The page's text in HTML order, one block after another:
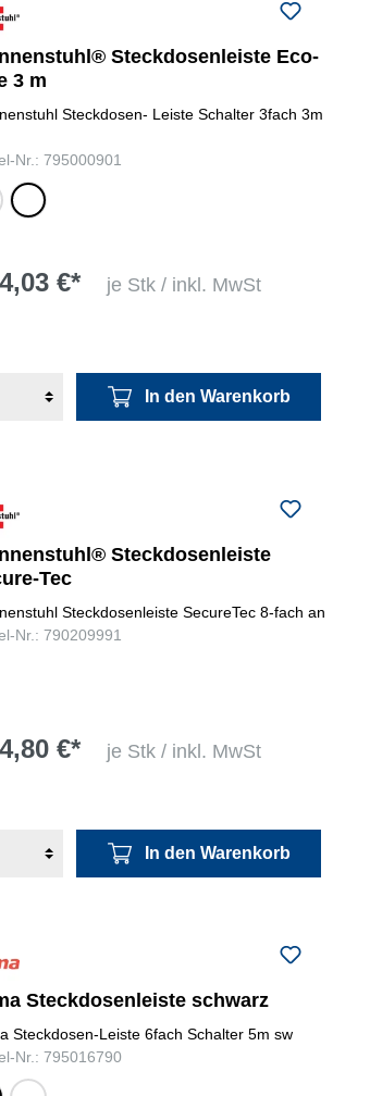
Steckdosenleiste Eco-
3 m
Steckdosen- Leiste Schalter 3fach 3m
Nr.: 795000901
weiß
€* je Stk / inkl. MwSt
In den Warenkorb
Steckdosenleiste
Tec
Steckdosenleiste SecureTec 8-fach an
Nr.: 790209991
€* je Stk / inkl. MwSt
In den Warenkorb
Steckdosenleiste schwarz
Steckdosen-Leiste 6fach Schalter 5m sw
Nr.: 795016790